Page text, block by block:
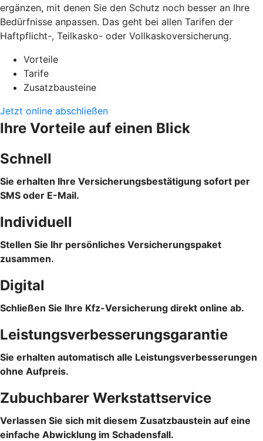
ergänzen, mit denen Sie den Schutz noch besser an Ihre
Bedürfnisse anpassen. Das geht bei allen Tarifen der
Haftpflicht-, Teilkasko- oder Vollkaskoversicherung.
Vorteile
Tarife
Zusatzbausteine
Jetzt online abschließen
Ihre Vorteile auf einen Blick
Schnell
Sie erhalten Ihre Versicherungsbestätigung sofort per
SMS oder E-Mail.
Individuell
Stellen Sie Ihr persönliches Versicherungspaket
zusammen.
Digital
Schließen Sie Ihre Kfz-Versicherung direkt online ab.
Leistungsverbesserungsgarantie
Sie erhalten automatisch alle Leistungsverbesserungen
ohne Aufpreis.
Zubuchbarer Werkstattservice
Verlassen Sie sich mit diesem Zusatzbaustein auf eine
einfache Abwicklung im Schadensfall.